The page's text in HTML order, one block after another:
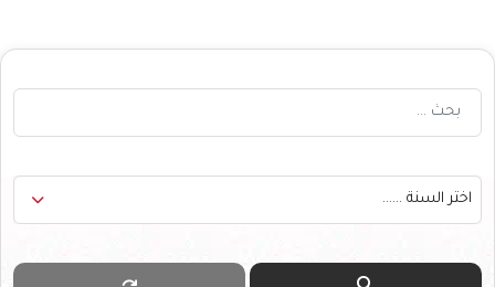
اختر السنة ......